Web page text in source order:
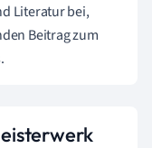
Literatur bei,
Beitrag zum